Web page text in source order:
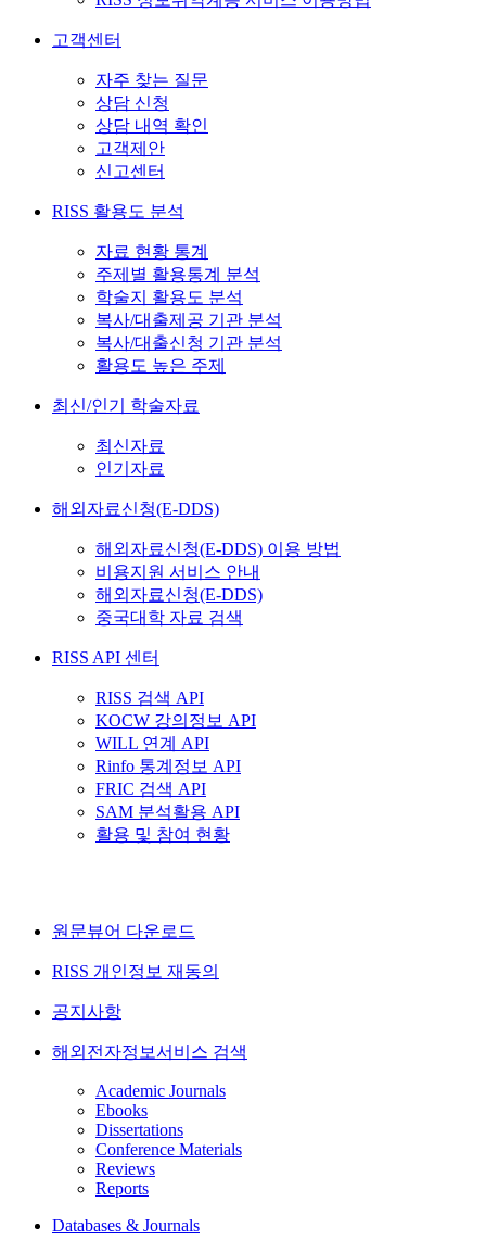
고객센터
자주 찾는 질문
상담 신청
상담 내역 확인
고객제안
신고센터
RISS 활용도 분석
자료 현황 통계
주제별 활용통계 분석
학술지 활용도 분석
복사/대출제공 기관 분석
복사/대출신청 기관 분석
활용도 높은 주제
최신/인기 학술자료
최신자료
인기자료
해외자료신청(E-DDS)
해외자료신청(E-DDS) 이용 방법
비용지원 서비스 안내
해외자료신청(E-DDS)
중국대학 자료 검색
RISS API 센터
RISS 검색 API
KOCW 강의정보 API
WILL 연계 API
Rinfo 통계정보 API
FRIC 검색 API
SAM 분석활용 API
활용 및 참여 현황
원문뷰어 다운로드
RISS 개인정보 재동의
공지사항
해외전자정보서비스 검색
Academic Journals
Ebooks
Dissertations
Conference Materials
Reviews
Reports
Databases & Journals